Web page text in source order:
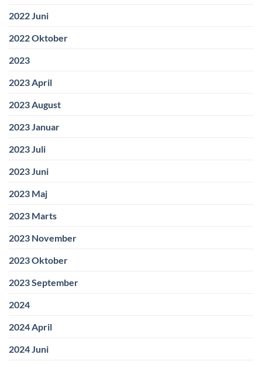
2022 Juni
2022 Oktober
2023
2023 April
2023 August
2023 Januar
2023 Juli
2023 Juni
2023 Maj
2023 Marts
2023 November
2023 Oktober
2023 September
2024
2024 April
2024 Juni